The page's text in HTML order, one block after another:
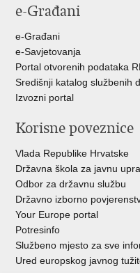
e-Građani
e-Građani
e-Savjetovanja
Portal otvorenih podataka
Središnji katalog službenih
Izvozni portal
Korisne poveznice
Vlada Republike Hrvatske
Državna škola za javnu
Odbor za državnu službu
Državno izborno
Your Europe portal
Potresinfo
Službeno mjesto za sve
Ured europskog javnog